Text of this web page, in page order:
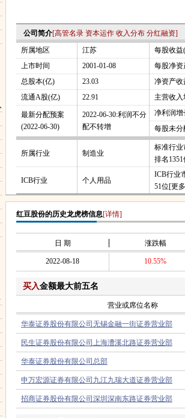
公司简介[高管名录 资本运作 收入分布 分红融资]
所属地区
江苏
每股收益
上市时间
2001-01-08
每股净资
总股本(亿)
23.03
净资产收
流通A股(亿)
22.91 主营收入
最新分配预案
(2022-06-30)
2022-06-30:利润不分
配不转增
净利润增
每股未分
所属行业 制造业
标准行业
排名1351
ICB行业 个人用品
ICB行业
51位[更
红豆股份的历史龙虎榜信息[详情]
日 期 涨跌幅
2022-08-18 10.55%
买入金额最大前五名
营业或席位名称
华泰证券股份有限公司无锡金融一街证券营业部
民生证券股份有限公司上海漕溪北路证券营业部
华泰证券股份有限公司总部
申万宏源证券有限公司九江九瑞大道证券营业部
招商证券股份有限公司深圳深南东路证券营业部